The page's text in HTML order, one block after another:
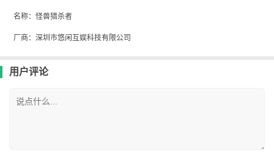
名称：怪兽猎杀者
厂商：深圳市悠闲互娱科技有限公司
用户评论